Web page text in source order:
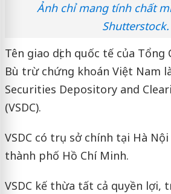
Ảnh chỉ mang tính chất
Shutterstock.
Tên giao dịch quốc tế của Tổng
Bù trừ chứng khoán Việt Nam
Securities Depository and
(VSDC).
VSDC có trụ sở chính tại Hà
thành phố Hồ Chí Minh.
VSDC kế thừa tất cả quyền lợi,